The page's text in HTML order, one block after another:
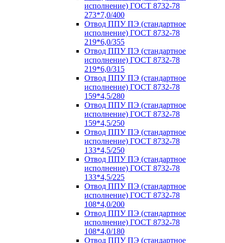
исполнение) ГОСТ 8732-78
273*7,0/400
Отвод ППУ ПЭ (стандартное
исполнение) ГОСТ 8732-78
219*6,0/355
Отвод ППУ ПЭ (стандартное
исполнение) ГОСТ 8732-78
219*6,0/315
Отвод ППУ ПЭ (стандартное
исполнение) ГОСТ 8732-78
159*4,5/280
Отвод ППУ ПЭ (стандартное
исполнение) ГОСТ 8732-78
159*4,5/250
Отвод ППУ ПЭ (стандартное
исполнение) ГОСТ 8732-78
133*4,5/250
Отвод ППУ ПЭ (стандартное
исполнение) ГОСТ 8732-78
133*4,5/225
Отвод ППУ ПЭ (стандартное
исполнение) ГОСТ 8732-78
108*4,0/200
Отвод ППУ ПЭ (стандартное
исполнение) ГОСТ 8732-78
108*4,0/180
Отвод ППУ ПЭ (стандартное